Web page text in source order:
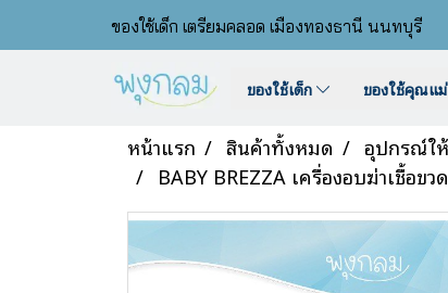
ของใช้เด็ก เตรียมคลอด เมืองทองธานี นนทบุรี
ของใช้เด็ก ของใช้คุณแ
หน้าแรก สินค้าทั้งหมด อุปกรณ์ใ
BABY BREZZA เครื่องอบฆ่าเชื้อ